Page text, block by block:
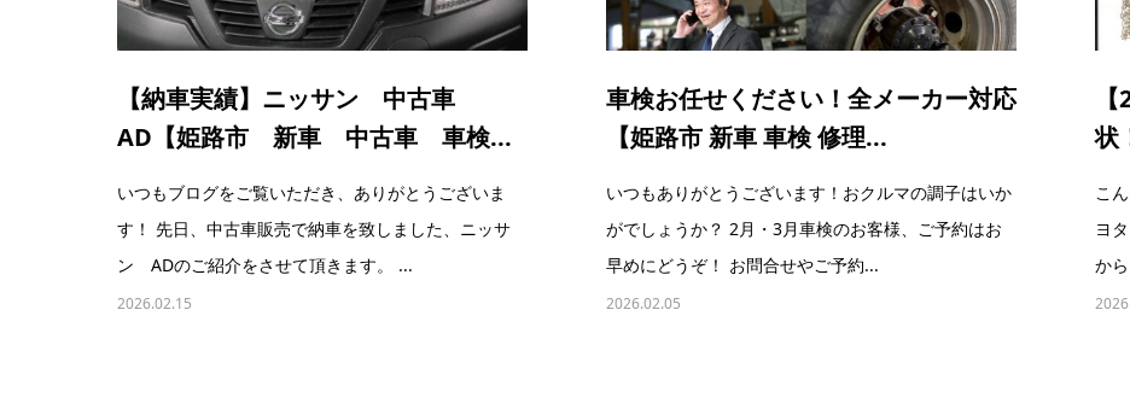
【納車実績】ニッサン 中古車
AD【姫路市 新車 中古車 車検...
いつもブログをご覧いただき、ありがとうございま
す！ 先日、中古車販売で納車を致しました、ニッサ
ン ADのご紹介をさせて頂きます。 ...
2026.02.15
車検お任せください！全メーカー対応
【姫路市 新車 車検 修理...
いつもありがとうございます！おクルマの調子はいか
がでしょうか？ 2月・3月車検のお客様、ご予約はお
早めにどうぞ！ お問合せやご予約...
2026.02.05
状
こ
ヨ
か